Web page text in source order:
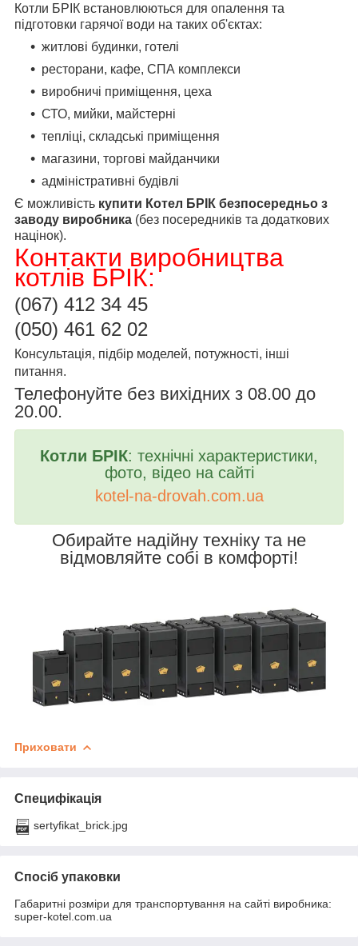
Котли БРІК встановлюються для опалення та
підготовки гарячої води на таких об'єктах:
житлові будинки, готелі
ресторани, кафе, СПА комплекси
виробничі приміщення, цеха
СТО, мийки, майстерні
тепліці, складські приміщення
магазини, торгові майданчики
адміністративні будівлі
Є можливість купити Котел БРІК безпосередньо з
заводу виробника (без посередників та додаткових
націнок).
Контакти виробництва
котлів БРІК:
(067) 412 34 45
(050) 461 62 02
Консультація, підбір моделей, потужності, інші
питання.
Телефонуйте без вихідних з 08.00 до
20.00.
Котли БРІК: технічні характеристики,
фото, відео на сайті
kotel-na-drovah.com.ua
Обирайте надійну техніку та не
відмовляйте собі в комфорті!
Приховати
Специфікація
sertyfikat_brick.jpg
Спосіб упаковки
Габаритні розміри для транспортування на сайті виробника:
super-kotel.com.ua